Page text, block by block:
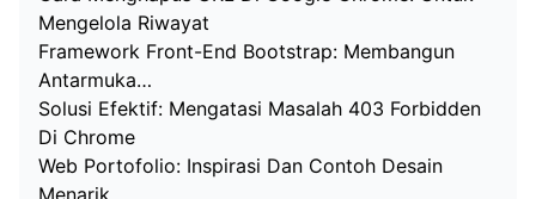
Mengelola Riwayat
Framework Front-End Bootstrap: Membangun
Antarmuka…
Solusi Efektif: Mengatasi Masalah 403 Forbidden
Di Chrome
Web Portofolio: Inspirasi Dan Contoh Desain
Menarik